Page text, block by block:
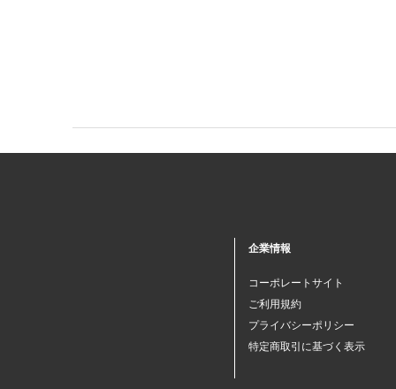
企業情報
コーポレートサイト
ご利用規約
プライバシーポリシー
特定商取引に基づく表示